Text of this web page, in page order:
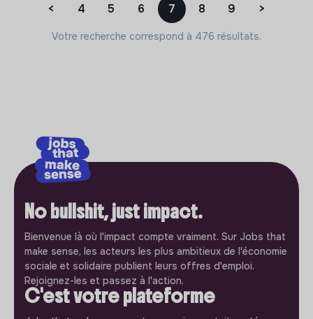
< 4 5 6 7 8 9 >
Votre recherche correspond à 476 résultats.
No bullshit, just impact.
Bienvenue là où l'impact compte vraiment. Sur Jobs that
make sense, les acteurs les plus ambitieux de l'économie
sociale et solidaire publient leurs offres d'emploi.
Rejoignez-les et passez à l'action.
C'est votre plateforme